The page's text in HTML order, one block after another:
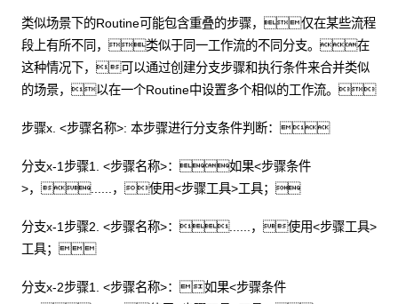
类似场景下的Routine可能包含重叠的步骤，仅在某些流程
段上有所不同，类似于同一工作流的不同分支。在
这种情况下，可以通过创建分支步骤和执行条件来合并类似
的场景，以在一个Routine中设置多个相似的工作流。
步骤x. <步骤名称>: 本步骤进行分支条件判断：
分支x-1步骤1. <步骤名称>：如果<步骤条件
>，......，使用<步骤工具>工具；
分支x-1步骤2. <步骤名称>：......，使用<步骤工具>
工具；
分支x-2步骤1. <步骤名称>：如果<步骤条件